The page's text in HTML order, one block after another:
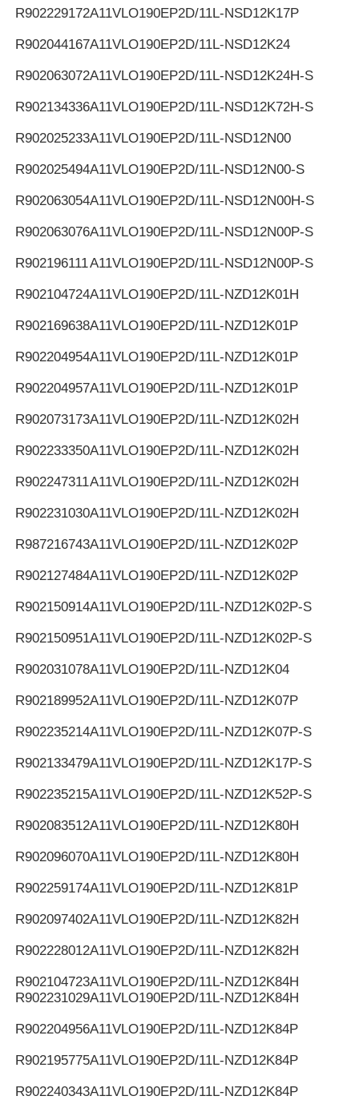
R902229172A11VLO190EP2D/11L-NSD12K17P
R902044167A11VLO190EP2D/11L-NSD12K24
R902063072A11VLO190EP2D/11L-NSD12K24H-S
R902134336A11VLO190EP2D/11L-NSD12K72H-S
R902025233A11VLO190EP2D/11L-NSD12N00
R902025494A11VLO190EP2D/11L-NSD12N00-S
R902063054A11VLO190EP2D/11L-NSD12N00H-S
R902063076A11VLO190EP2D/11L-NSD12N00P-S
R902196111A11VLO190EP2D/11L-NSD12N00P-S
R902104724A11VLO190EP2D/11L-NZD12K01H
R902169638A11VLO190EP2D/11L-NZD12K01P
R902204954A11VLO190EP2D/11L-NZD12K01P
R902204957A11VLO190EP2D/11L-NZD12K01P
R902073173A11VLO190EP2D/11L-NZD12K02H
R902233350A11VLO190EP2D/11L-NZD12K02H
R902247311A11VLO190EP2D/11L-NZD12K02H
R902231030A11VLO190EP2D/11L-NZD12K02H
R987216743A11VLO190EP2D/11L-NZD12K02P
R902127484A11VLO190EP2D/11L-NZD12K02P
R902150914A11VLO190EP2D/11L-NZD12K02P-S
R902150951A11VLO190EP2D/11L-NZD12K02P-S
R902031078A11VLO190EP2D/11L-NZD12K04
R902189952A11VLO190EP2D/11L-NZD12K07P
R902235214A11VLO190EP2D/11L-NZD12K07P-S
R902133479A11VLO190EP2D/11L-NZD12K17P-S
R902235215A11VLO190EP2D/11L-NZD12K52P-S
R902083512A11VLO190EP2D/11L-NZD12K80H
R902096070A11VLO190EP2D/11L-NZD12K80H
R902259174A11VLO190EP2D/11L-NZD12K81P
R902097402A11VLO190EP2D/11L-NZD12K82H
R902228012A11VLO190EP2D/11L-NZD12K82H
R902104723A11VLO190EP2D/11L-NZD12K84H
R902231029A11VLO190EP2D/11L-NZD12K84H
R902204956A11VLO190EP2D/11L-NZD12K84P
R902195775A11VLO190EP2D/11L-NZD12K84P
R902240343A11VLO190EP2D/11L-NZD12K84P